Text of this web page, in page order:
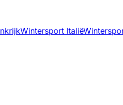
Wintersport Italië